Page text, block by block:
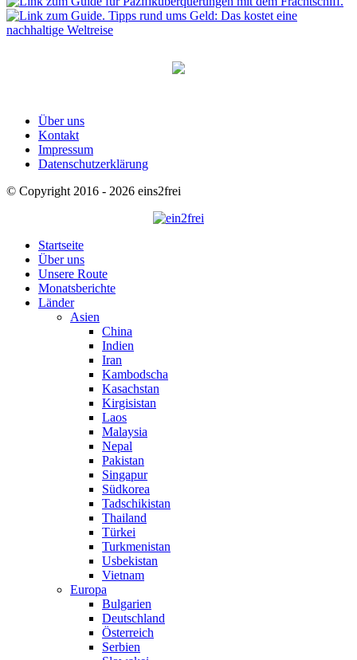
Über uns
Kontakt
Impressum
Datenschutzerklärung
© Copyright 2016 - 2026 eins2frei
Startseite
Über uns
Unsere Route
Monatsberichte
Länder
Asien
China
Indien
Iran
Kambodscha
Kasachstan
Kirgisistan
Laos
Malaysia
Nepal
Pakistan
Singapur
Südkorea
Tadschikistan
Thailand
Türkei
Turkmenistan
Usbekistan
Vietnam
Europa
Bulgarien
Deutschland
Österreich
Serbien